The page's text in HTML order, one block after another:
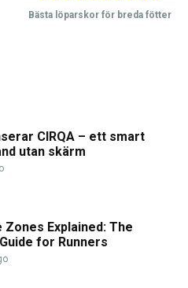
Bästa löparskor för breda fötter
CIRQA – ett smart
utan skärm
Zones Explained: The
for Runners